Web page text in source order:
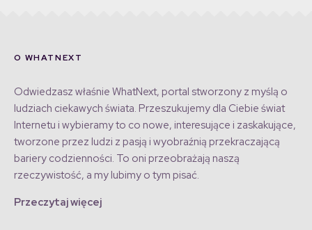
O WHATNEXT
Odwiedzasz właśnie WhatNext, portal stworzony z myślą o
ludziach ciekawych świata. Przeszukujemy dla Ciebie świat
Internetu i wybieramy to co nowe, interesujące i zaskakujące,
tworzone przez ludzi z pasją i wyobraźnią przekraczającą
bariery codzienności. To oni przeobrażają naszą
rzeczywistość, a my lubimy o tym pisać.
Przeczytaj więcej